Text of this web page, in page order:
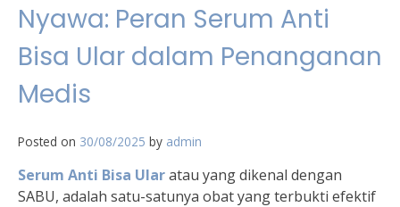
Nyawa: Peran Serum Anti
Bisa Ular dalam Penanganan
Medis
Posted on 30/08/2025 by admin
Serum Anti Bisa Ularatau yang dikenal dengan
SABU, adalah satu-satunya obat yang terbukti efektif